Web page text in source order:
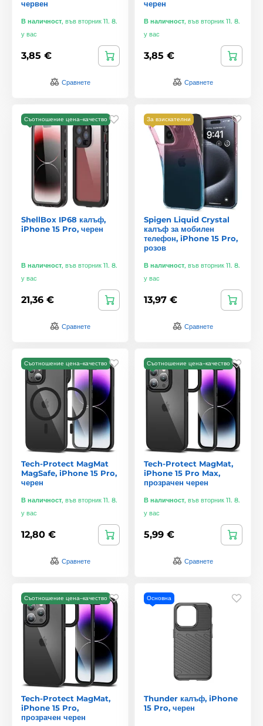
червен
В наличност, във вторник 11. 8.
у вас
3,85 €
Сравнете
черен
В наличност, във вторник 11. 8.
у вас
3,85 €
Сравнете
Съотношение цена–качество
ShellBox IP68 калъф,
iPhone 15 Pro, черен
В наличност, във вторник 11. 8.
у вас
21,36 €
Сравнете
За взискателни
Spigen Liquid Crystal
калъф за мобилен
телефон, iPhone 15 Pro,
розов
В наличност, във вторник 11. 8.
у вас
13,97 €
Сравнете
Съотношение цена–качество
Tech-Protect MagMat
MagSafe, iPhone 15 Pro,
черен
В наличност, във вторник 11. 8.
у вас
12,80 €
Сравнете
Съотношение цена–качество
Tech-Protect MagMat,
iPhone 15 Pro Max,
прозрачен черен
В наличност, във вторник 11. 8.
у вас
5,99 €
Сравнете
Съотношение цена–качество
Tech-Protect MagMat,
iPhone 15 Pro,
прозрачен черен
Основна
Thunder калъф, iPhone
15 Pro, черен